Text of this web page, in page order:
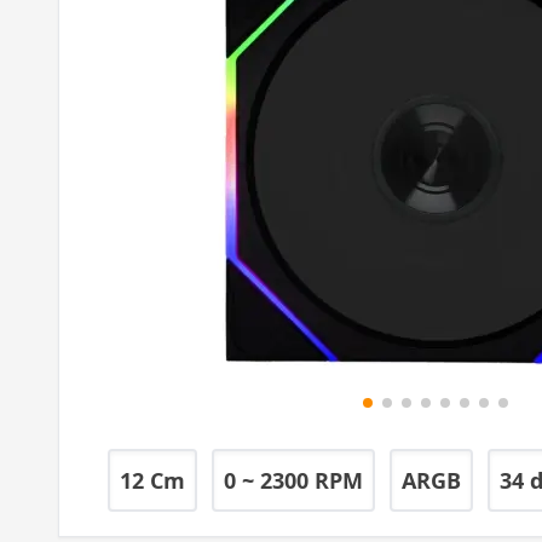
12 Cm 0 ~ 2300 RPM ARGB 34